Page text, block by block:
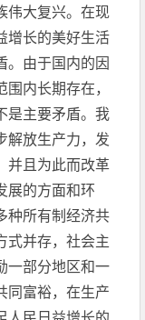
伟大复兴。在现
增长的美好生活
。由于国内的因
内长期存在，
是主要矛盾。我
解放生产力，发
并且为此而改革
展的方面和环
种所有制经济共
式并存，社会主
一部分地区和一
同富裕，在生产